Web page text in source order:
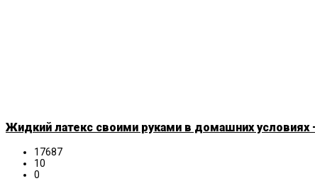
Жидкий латекс своими руками в домашних условиях
17687
10
0